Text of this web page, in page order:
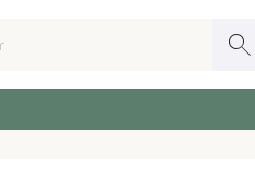
search